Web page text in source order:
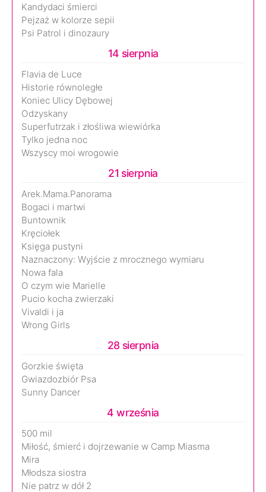
Kandydaci śmierci
Pejzaż w kolorze sepii
Psi Patrol i dinozaury
14 sierpnia
Flavia de Luce
Historie równoległe
Koniec Ulicy Dębowej
Odzyskany
Superfutrzak i złośliwa wiewiórka
Tylko jedna noc
Wszyscy moi wrogowie
21 sierpnia
Arek.Mama.Panorama
Bogaci i martwi
Buntownik
Kręciołek
Księga pustyni
Naznaczony: Wyjście z mrocznego wymiaru
Nowa fala
O czym wie Marielle
Pucio kocha zwierzaki
Vivaldi i ja
Wrong Girls
28 sierpnia
Gorzkie święta
Gwiazdozbiór Psa
Sunny Dancer
4 września
500 mil
Miłość, śmierć i dojrzewanie w Camp Miasma
Mira
Młodsza siostra
Nie patrz w dół 2